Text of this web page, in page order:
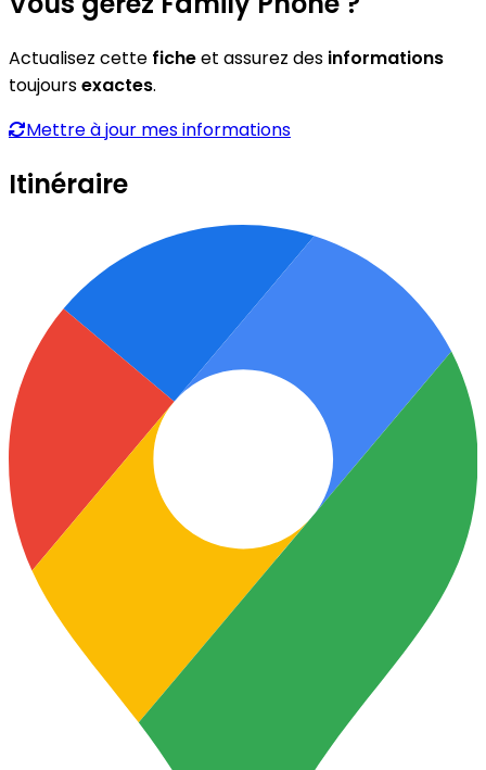
Actualisez cette ficheet assurez des informations
toujoursexactes.
Mettre à jour mes informations
Itinéraire